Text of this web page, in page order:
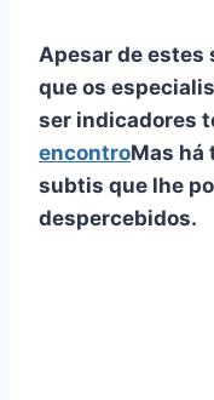
Apesar de estes
que os
ser indicadores
encontroMas há
subtis que lhe
despercebidos.